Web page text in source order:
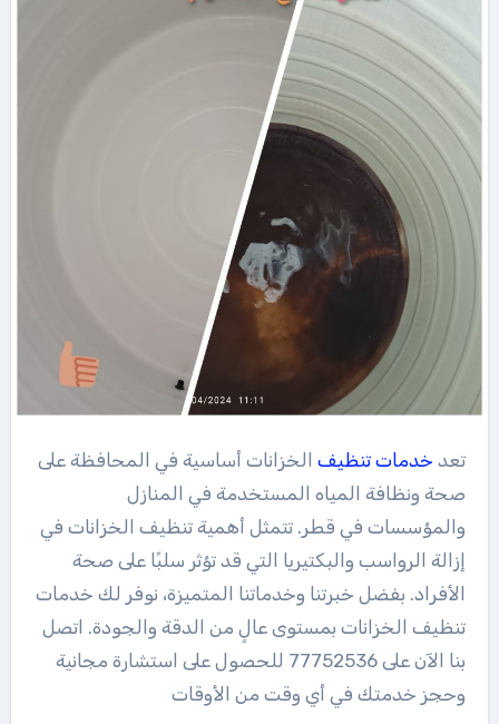
تعد خدمات تنظيفالخزانات أساسية في المحافظة على
صحة ونظافة المياه المستخدمة في المنازل
والمؤسسات في قطر. تتمثل أهمية تنظيف الخزانات في
إزالة الرواسب والبكتيريا التي قد تؤثر سلبًا على صحة
الأفراد. بفضل خبرتنا وخدماتنا المتميزة، نوفر لك خدمات
تنظيف الخزانات بمستوى عالٍ من الدقة والجودة. اتصل
بنا الآن على 77752536 للحصول على استشارة مجانية
وحجز خدمتك في أي وقت من الأوقات